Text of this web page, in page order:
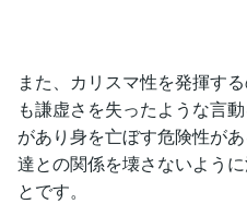
また、カリスマ性を発揮す
も謙虚さを失ったような言
があり身を亡ぼす危険性が
達との関係を壊さないよう
とです。